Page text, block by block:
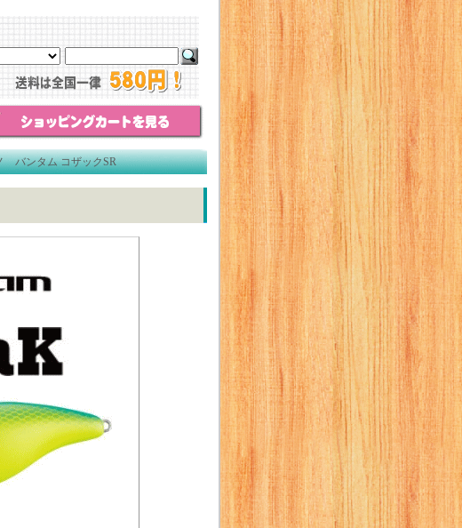
バンタム コザックSR